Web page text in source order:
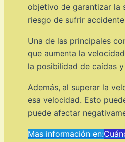
objetivo de garantizar la
riesgo de sufrir
Una de las principales
que aumenta la
la posibilidad de caídas
Además, al superar la
esa velocidad. Esto
puede afectar
Mas información en: